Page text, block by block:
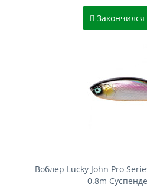
Закончился
Воблер Lucky John Pro
0.8m